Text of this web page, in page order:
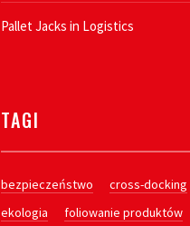
Pallet Jacks in Logistics
TAGI
bezpieczeństwo
cross-docking
ekologia
foliowanie produktów